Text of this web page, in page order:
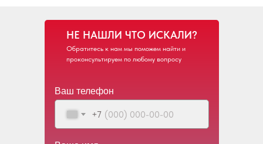
НЕ НАШЛИ ЧТО ИСКАЛИ?
Обратитесь к нам мы поможем найти и
проконсультируем по любому вопросу
Ваш телефон
+7